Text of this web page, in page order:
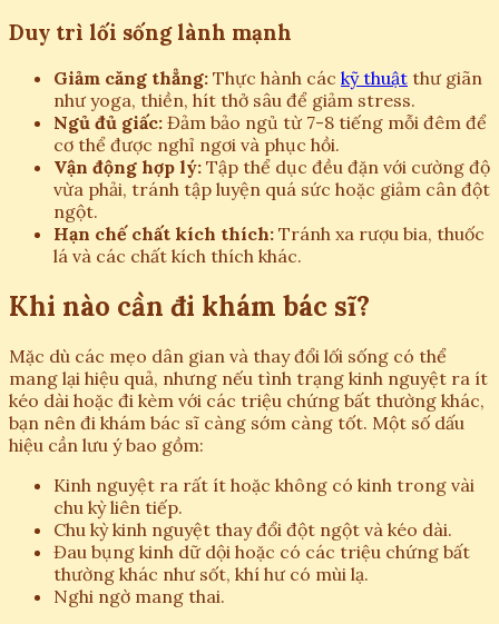
Duy trì lối sống lành mạnh
Giảm căng thẳng: Thực hành các kỹ thuật thư giãn
như yoga, thiền, hít thở sâu để giảm stress.
Ngủ đủ giấc: Đảm bảo ngủ từ 7-8 tiếng mỗi đêm để
cơ thể được nghỉ ngơi và phục hồi.
Vận động hợp lý: Tập thể dục đều đặn với cường độ
vừa phải, tránh tập luyện quá sức hoặc giảm cân đột
ngột.
Hạn chế chất kích thích: Tránh xa rượu bia, thuốc
lá và các chất kích thích khác.
Khi nào cần đi khám bác sĩ?
Mặc dù các mẹo dân gian và thay đổi lối sống có thể
mang lại hiệu quả, nhưng nếu tình trạng kinh nguyệt ra ít
kéo dài hoặc đi kèm với các triệu chứng bất thường khác,
bạn nên đi khám bác sĩ càng sớm càng tốt. Một số dấu
hiệu cần lưu ý bao gồm:
Kinh nguyệt ra rất ít hoặc không có kinh trong vài
chu kỳ liên tiếp.
Chu kỳ kinh nguyệt thay đổi đột ngột và kéo dài.
Đau bụng kinh dữ dội hoặc có các triệu chứng bất
thường khác như sốt, khí hư có mùi lạ.
Nghi ngờ mang thai.